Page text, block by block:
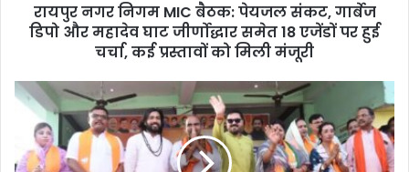
रायपुर नगर निगम MIC बैठक: पेयजल संकट, गार्बेज
डिपो और महादेव घाट जीर्णोद्धार समेत 18 एजेंडों पर हुई
चर्चा, कई प्रस्तावों को मिली मंजूरी